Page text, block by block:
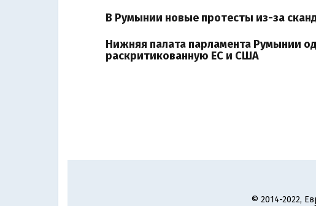
В Румынии новые протесты из-за
Нижняя палата парламента Румынии
раскритикованную ЕС и США
© 2014-2022,